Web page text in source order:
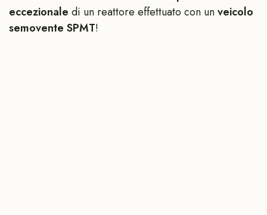
eccezionale di un reattore effettuato con unveicolo
semovente SPMT!